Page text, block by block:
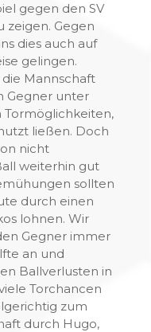
gegen den SV
zeigen. Gegen
dies auch auf
gelingen.
Mannschaft
Gegner unter
Tormöglichkeiten,
ließen. Doch
nicht
weiterhin gut
sollten
durch einen
lohnen. Wir
Gegner immer
an und
Ballverlusten in
Torchancen
zum
durch Hugo,